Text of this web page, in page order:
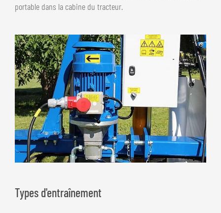
portable dans la cabine du tracteur.
Types d'entraînement